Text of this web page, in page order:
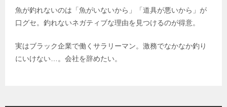
魚が釣れないのは「魚がいないから」「道具が悪いから」が
口グセ。釣れないネガティブな理由を見つけるのが得意。
実はブラック企業で働くサラリーマン。激務でなかなか釣り
にいけない…。会社を辞めたい。